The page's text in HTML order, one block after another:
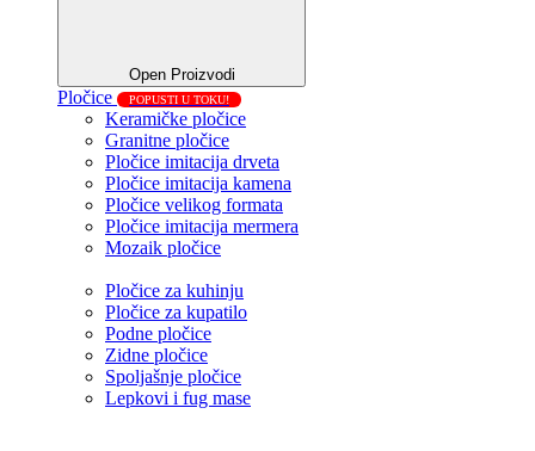
Open Proizvodi
Pločice POPUSTI U TOKU!
Keramičke pločice
Granitne pločice
Pločice imitacija drveta
Pločice imitacija kamena
Pločice velikog formata
Pločice imitacija mermera
Mozaik pločice
Pločice za kuhinju
Pločice za kupatilo
Podne pločice
Zidne pločice
Spoljašnje pločice
Lepkovi i fug mase